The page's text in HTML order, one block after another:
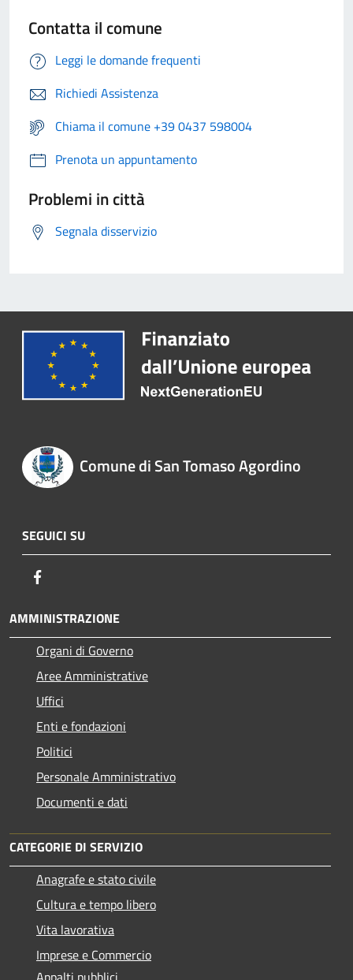
Contatta il comune
Leggi le domande frequenti
Richiedi Assistenza
Chiama il comune +39 0437 598004
Prenota un appuntamento
Problemi in città
Segnala disservizio
Comune di San Tomaso Agordino
SEGUICI SU
AMMINISTRAZIONE
Organi di Governo
Aree Amministrative
Uffici
Enti e fondazioni
Politici
Personale Amministrativo
Documenti e dati
CATEGORIE DI SERVIZIO
Anagrafe e stato civile
Cultura e tempo libero
Vita lavorativa
Imprese e Commercio